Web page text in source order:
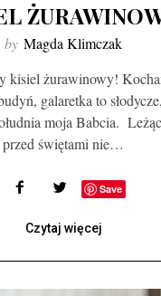
by Magda Klimczak
kisiel żurawinowy!
galaretka to
moja Babcia.
przed świętami nie…
Save
Czytaj więcej